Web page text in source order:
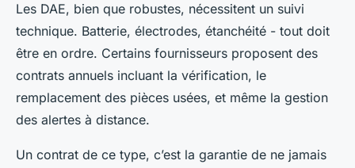
Les DAE, bien que robustes, nécessitent un suivi
technique. Batterie, électrodes, étanchéité - tout doit
être en ordre. Certains fournisseurs proposent des
contrats annuels incluant la vérification, le
remplacement des pièces usées, et même la gestion
des alertes à distance.
Un contrat de ce type, c’est la garantie de ne jamais